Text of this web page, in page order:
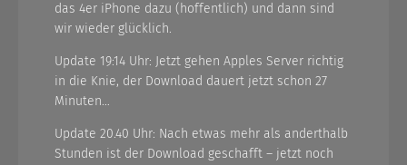
nebenher…
das 4er iPhone dazu (hoffentlich) und dann sind
wir wieder glücklich.
Update 19:14 Uhr: Jetzt gehen Apples Server richtig
in die Knie, der Download dauert jetzt schon 27
Minuten…
Update 20.40 Uhr: Nach etwas mehr als anderthalb
Stunden ist der Download geschafft – jetzt noch